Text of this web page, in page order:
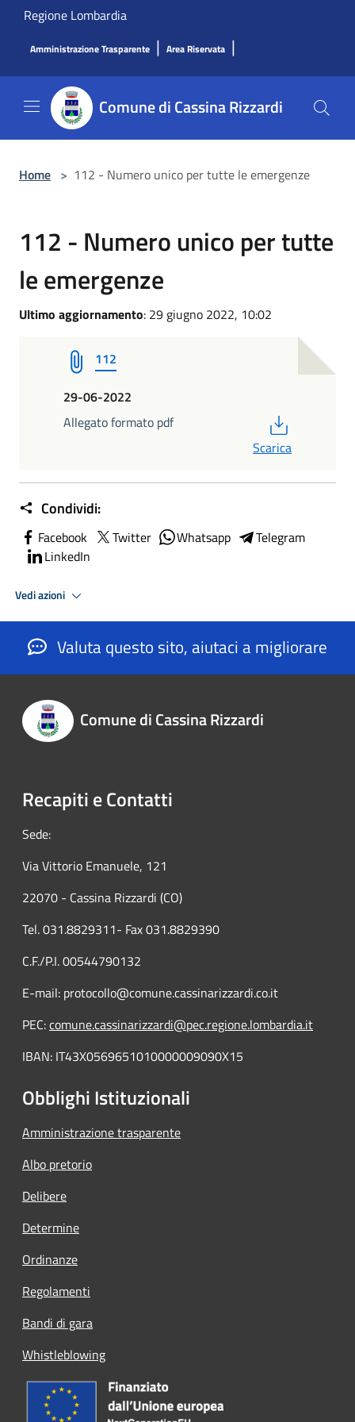
Salta al contenuto principale
Regione Lombardia
Amministrazione Trasparente | Area Riservata |
Comune di Cassina Rizzardi
Home > 112 - Numero unico per tutte le emergenze
112 - Numero unico per tutte
le emergenze
Ultimo aggiornamento: 29 giugno 2022, 10:02
112
29-06-2022
Allegato formato pdf
Scarica
Condividi:
Facebook Twitter Whatsapp
Telegram
LinkedIn
Vedi azioni
Valuta questo sito, aiutaci a migliorare
Comune di Cassina Rizzardi
Recapiti e Contatti
Sede:
Via Vittorio Emanuele, 121
22070 - Cassina Rizzardi (CO)
Tel. 031.8829311- Fax 031.8829390
C.F./P.I. 00544790132
E-mail: protocollo@comune.cassinarizzardi.co.it
PEC:comune.cassinarizzardi@pec.regione.lombardia.it
IBAN: IT43X0569651010000009090X15
Obblighi Istituzionali
Amministrazione trasparente
Albo pretorio
Delibere
Determine
Ordinanze
Regolamenti
Bandi di gara
Whistleblowing